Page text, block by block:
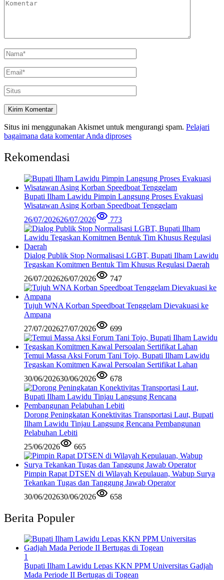
Situs ini menggunakan Akismet untuk mengurangi spam. Pelajari
bagaimana data komentar Anda diproses
Rekomendasi
Bupati Ilham Lawidu Pimpin Langsung Proses Evakuasi
Wisatawan Asing Korban Speedboat Tenggelam
26/07/202626/07/2026 773
Dialog Publik Stop Normalisasi LGBT, Bupati Ilham Lawidu
Tegaskan Komitmen Bentuk Tim Khusus Regulasi Daerah
26/07/202626/07/2026 747
Tujuh WNA Korban Speedboat Tenggelam Dievakuasi ke
Ampana
27/07/202627/07/2026 699
Temui Massa Aksi Forum Tani Tojo, Bupati Ilham Lawidu
Tegaskan Komitmen Kawal Persoalan Sertifikat Lahan
30/06/202630/06/2026 678
Dorong Peningkatan Konektivitas Transportasi Laut, Bupati
Ilham Lawidu Tinjau Langsung Rencana Pembangunan
Pelabuhan Lebiti
25/06/2026
665
Pimpin Rapat DTSEN di Wilayah Kepulauan, Wabup Surya
Tekankan Tugas dan Tanggung Jawab Operator
30/06/202630/06/2026 658
Berita Populer
1
Bupati Ilham Lawidu Lepas KKN PPM Universitas Gadjah
Mada Periode II Bertugas di Togean